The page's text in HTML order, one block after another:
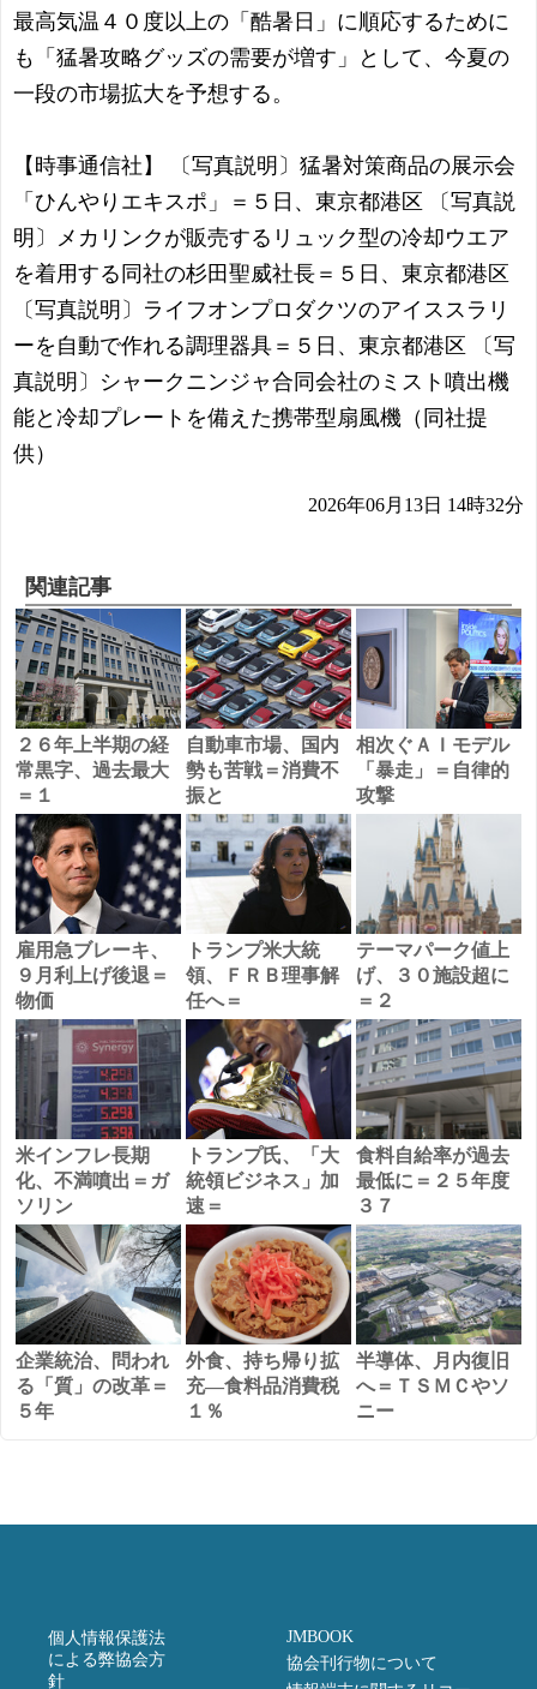
最高気温４０度以上の「酷暑日」に順応するために
も「猛暑攻略グッズの需要が増す」として、今夏の
一段の市場拡大を予想する。
【時事通信社】 〔写真説明〕猛暑対策商品の展示会
「ひんやりエキスポ」＝５日、東京都港区 〔写真説
明〕メカリンクが販売するリュック型の冷却ウエア
を着用する同社の杉田聖威社長＝５日、東京都港区
〔写真説明〕ライフオンプロダクツのアイススラリ
ーを自動で作れる調理器具＝５日、東京都港区 〔写
真説明〕シャークニンジャ合同会社のミスト噴出機
能と冷却プレートを備えた携帯型扇風機（同社提
供）
2026年06月13日 14時32分
関連記事
２６年上半期の経
常黒字、過去最大
＝１
自動車市場、国内
勢も苦戦＝消費不
振と
相次ぐＡＩモデル
「暴走」＝自律的
攻撃
雇用急ブレーキ、
９月利上げ後退＝
物価
トランプ米大統
領、ＦＲＢ理事解
任へ＝
テーマパーク値上
げ、３０施設超に
＝２
米インフレ長期
化、不満噴出＝ガ
ソリン
トランプ氏、「大
統領ビジネス」加
速＝
食料自給率が過去
最低に＝２５年度
３７
企業統治、問われ
る「質」の改革＝
５年
外食、持ち帰り拡
充―食料品消費税
１％
半導体、月内復旧
へ＝ＴＳＭＣやソ
ニー
個人情報保護法
による弊協会方
針
JMBOOK
協会刊行物について